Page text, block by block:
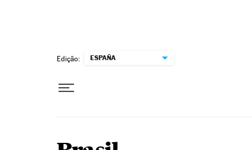
Edição: ESPAÑA